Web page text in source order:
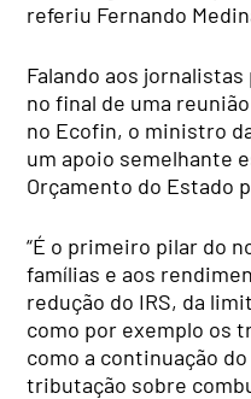
referiu Fernando
Falando aos
no final de uma
no Ecofin, o ministro
um apoio semelhante
Orçamento do Estado
“É o primeiro pilar do
famílias e aos
redução do IRS, da
como por exemplo os
como a continuação
tributação sobre